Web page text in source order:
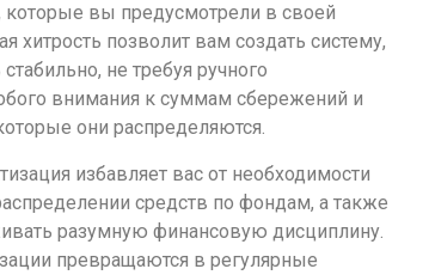
которые вы предусмотрели в своей
хитрость позволит вам создать систему,
не требуя ручного
внимания к суммам сбережений и
они распределяются.
избавляет вас от необходимости
средств по фондам, а также
разумную финансовую дисциплину.
превращаются в регулярные